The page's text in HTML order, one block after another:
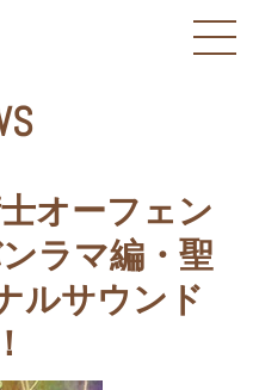
オーフェン
ラマ編・聖
ルサウンド